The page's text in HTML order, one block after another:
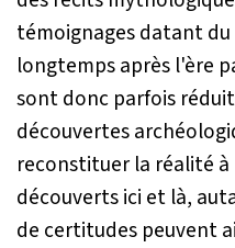
témoignages datant
longtemps après l'ère
sont donc parfois
découvertes
reconstituer la réalité
découverts ici et là,
de certitudes peuvent